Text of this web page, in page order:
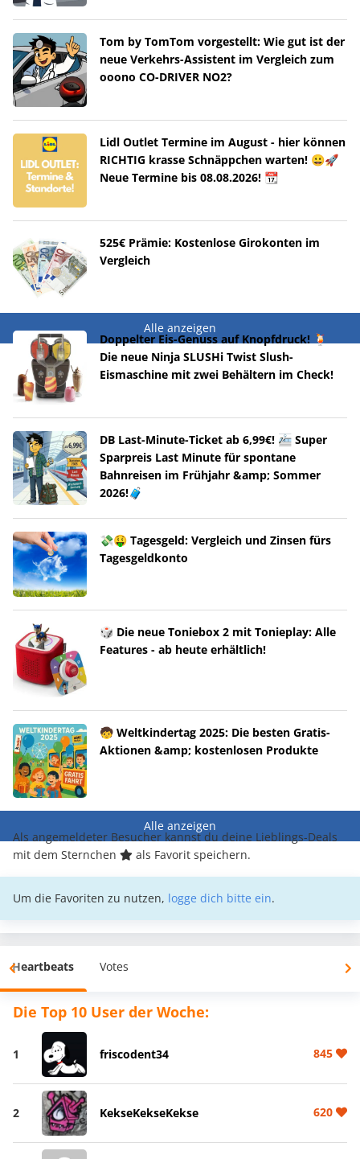
Tom by TomTom vorgestellt: Wie gut ist der
neue Verkehrs-Assistent im Vergleich zum
ooono CO-DRIVER NO2?
Lidl Outlet Termine im August - hier können
RICHTIG krasse Schnäppchen warten! 😀🚀
Neue Termine bis 08.08.2026! 📆
525€ Prämie: Kostenlose Girokonten im
Vergleich
Alle anzeigen
Doppelter Eis-Genuss auf Knopfdruck! 🍹
Die neue Ninja SLUSHi Twist Slush-
Eismaschine mit zwei Behältern im Check!
DB Last-Minute-Ticket ab 6,99€! 🚈 Super
Sparpreis Last Minute für spontane
Bahnreisen im Frühjahr &amp; Sommer
2026!🧳
💸🤑 Tagesgeld: Vergleich und Zinsen fürs
Tagesgeldkonto
🎲 Die neue Toniebox 2 mit Tonieplay: Alle
Features - ab heute erhältlich!
🧒 Weltkindertag 2025: Die besten Gratis-
Aktionen &amp; kostenlosen Produkte
Alle anzeigen
Als angemeldeter Besucher kannst du deine Lieblings-Deals
mit dem Sternchen
als Favorit speichern.
Um die Favoriten zu nutzen, logge dich bitte ein.
Heartbeats Votes
Die Top 10 User der Woche:
1 friscodent34 845
2 KekseKekseKekse 620